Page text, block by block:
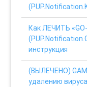
Как ЛЕЧИТЬ
инструкция
(ВЫЛЕЧЕНО)
удалению вируса